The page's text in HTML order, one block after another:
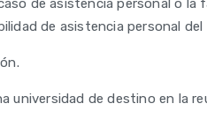
de asistencia personal o
de asistencia personal del
universidad de destino en la